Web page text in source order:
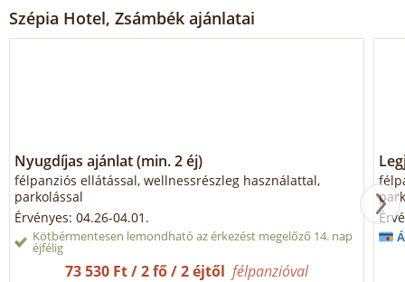
Szépia Hotel, Zsámbék ajánlatai
Nyugdíjas ajánlat (min. 2 éj)
félpanziós ellátással, wellnessrészleg használattal,
parkolással
Érvényes: 04.26-04.01.
Kötbérmentesen lemondható az érkezést megelőző 14. nap
éjfélig
73 530 Ft / 2 fő / 2 éjtőlfélpanzióval